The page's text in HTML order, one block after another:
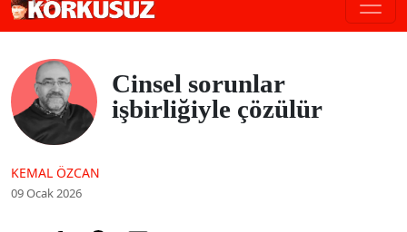
Cinsel sorunlar
işbirliğiyle çözülür
KEMAL ÖZCAN
09 Ocak 2026